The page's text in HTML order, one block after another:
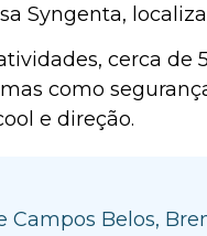
Syngenta,
cerca de
como
e direção.
Campos Belos,